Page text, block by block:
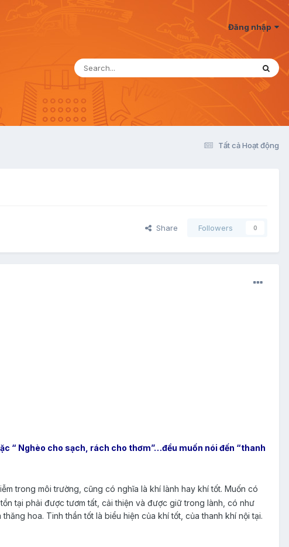
Đăng nhập
Tất cả Hoạt động
Share Followers 0
“ Nghèo cho sạch, rách cho thơm”…đều muốn nói đến “thanh
trong môi trường, cũng có nghĩa là khí lành hay khí tốt. Muốn có
tại phải được tươm tất, cải thiện và được giữ trong lành, có như
hoa. Tinh thần tốt là biểu hiện của khí tốt, của thanh khí nội tại.